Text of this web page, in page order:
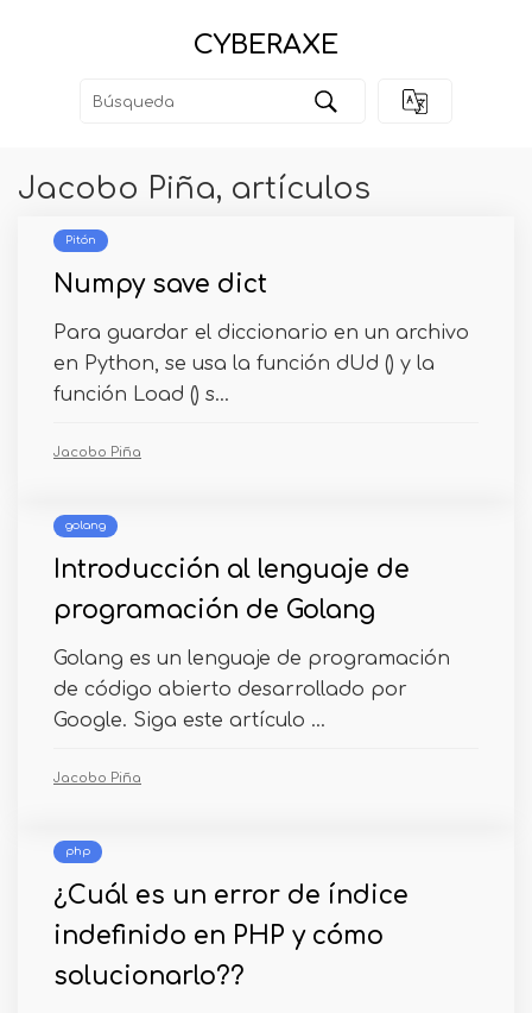
CYBERAXE
Jacobo Piña, artículos
Pitón
Numpy save dict
Para guardar el diccionario en un archivo
en Python, se usa la función dUd () y la
función Load () s...
Jacobo Piña
golang
Introducción al lenguaje de
programación de Golang
Golang es un lenguaje de programación
de código abierto desarrollado por
Google. Siga este artículo ...
Jacobo Piña
php
¿Cuál es un error de índice
indefinido en PHP y cómo
solucionarlo??